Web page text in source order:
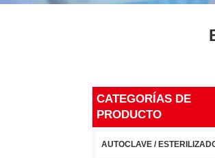
CATEGORÍAS DE
PRODUCTO
AUTOCLAVE /